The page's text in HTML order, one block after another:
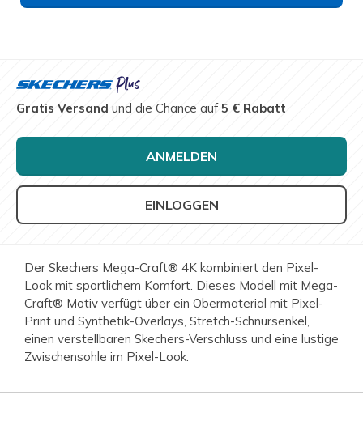
Gratis Versand und die Chance auf5 € Rabatt
ANMELDEN
EINLOGGEN
Der Skechers Mega-Craft® 4K kombiniert den Pixel-
Look mit sportlichem Komfort. Dieses Modell mit Mega-
Craft® Motiv verfügt über ein Obermaterial mit Pixel-
Print und Synthetik-Overlays, Stretch-Schnürsenkel,
einen verstellbaren Skechers-Verschluss und eine lustige
Zwischensohle im Pixel-Look.